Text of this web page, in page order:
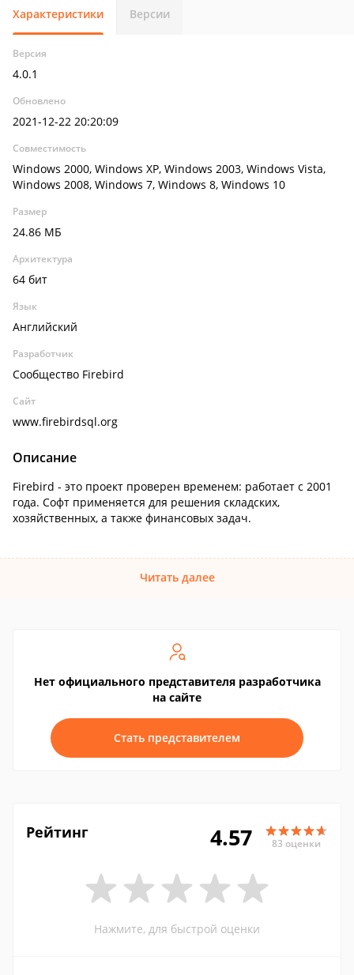
Характеристики Версии
Версия
4.0.1
Обновлено
2021-12-22 20:20:09
Совместимость
Windows 2000, Windows XP, Windows 2003, Windows Vista,
Windows 2008, Windows 7, Windows 8, Windows 10
Размер
24.86 МБ
Архитектура
64 бит
Язык
Английский
Разработчик
Сообщество Firebird
Сайт
www.firebirdsql.org
Описание
Firebird - это проект проверен временем: работает с 2001
года. Софт применяется для решения складских,
хозяйственных, а также финансовых задач.
Читать далее
Нет официального представителя разработчика
на сайте
Стать представителем
Рейтинг 4.57 83 оценки
Нажмите, для быстрой оценки